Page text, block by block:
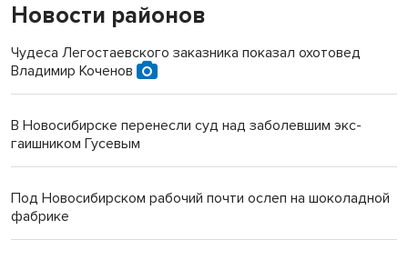
Новости районов
Чудеса Легостаевского заказника показал охотовед
Владимир Коченов
В Новосибирске перенесли суд над заболевшим экс-
гаишником Гусевым
Под Новосибирском рабочий почти ослеп на шоколадной
фабрике